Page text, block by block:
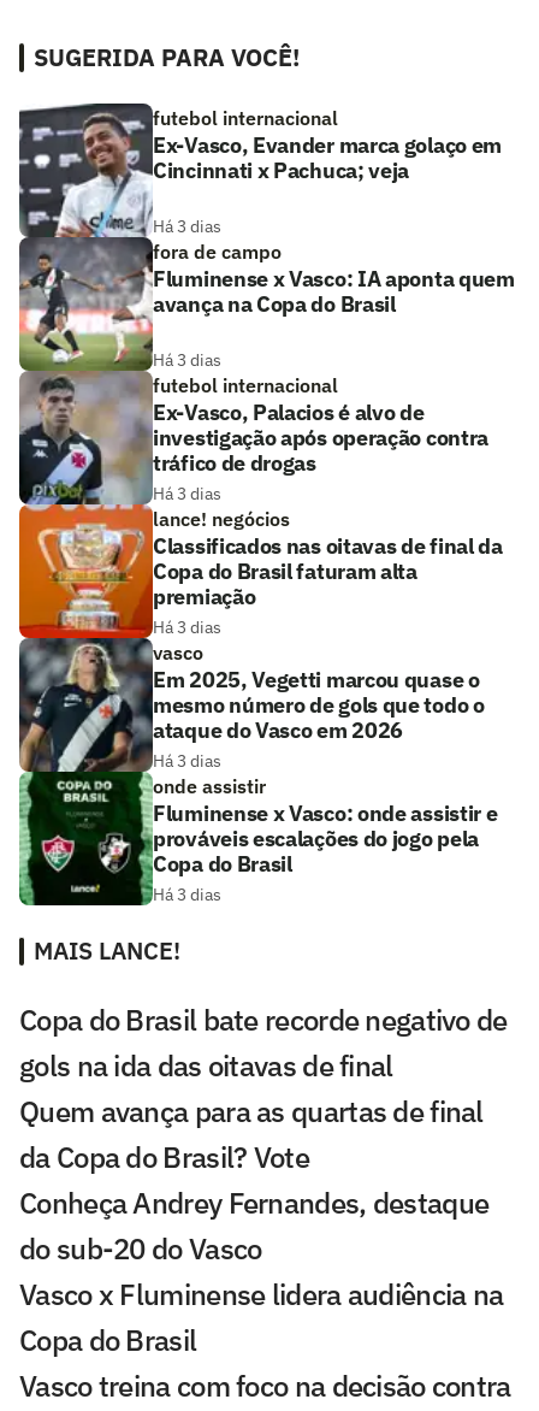
SUGERIDA PARA VOCÊ!
futebol internacional
Ex-Vasco, Evander marca golaço em
Cincinnati x Pachuca; veja
Há 3 dias
fora de campo
Fluminense x Vasco: IA aponta quem
avança na Copa do Brasil
Há 3 dias
futebol internacional
Ex-Vasco, Palacios é alvo de
investigação após operação contra
tráfico de drogas
Há 3 dias
lance! negócios
Classificados nas oitavas de final da
Copa do Brasil faturam alta
premiação
Há 3 dias
vasco
Em 2025, Vegetti marcou quase o
mesmo número de gols que todo o
ataque do Vasco em 2026
Há 3 dias
onde assistir
Fluminense x Vasco: onde assistir e
prováveis escalações do jogo pela
Copa do Brasil
Há 3 dias
MAIS LANCE!
Copa do Brasil bate recorde negativo de
gols na ida das oitavas de final
Quem avança para as quartas de final
da Copa do Brasil? Vote
Conheça Andrey Fernandes, destaque
do sub-20 do Vasco
Vasco x Fluminense lidera audiência na
Copa do Brasil
Vasco treina com foco na decisão contra